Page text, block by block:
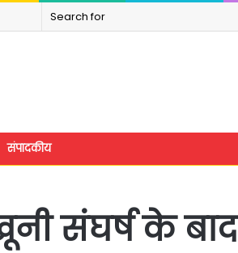
संपादकीय
संघर्ष के बाद